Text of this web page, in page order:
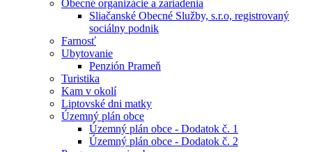
Obecné organizácie a zariadenia
Sliačanské Obecné Služby, s.r.o, registrovaný
sociálny podnik
Farnosť
Ubytovanie
Penzión Prameň
Turistika
Kam v okolí
Liptovské dni matky
Územný plán obce
Územný plán obce - Dodatok č. 1
Územný plán obce - Dodatok č. 2